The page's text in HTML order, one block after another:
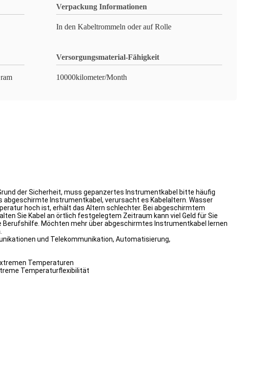
Verpackung Informationen
In den Kabeltrommeln oder auf Rolle
Versorgungsmaterial-Fähigkeit
10000kilometer/Month
der Sicherheit, muss gepanzertes Instrumentkabel bitte häufig
Instrumentkabel, verursacht es Kabelaltern. Wasser
hoch ist, erhält das Altern schlechter. Bei abgeschirmtem
Sie Kabel an örtlich festgelegtem Zeitraum kann viel Geld für Sie
Möchten mehr über abgeschirmtes Instrumentkabel lernen
und Telekommunikation, Automatisierung,
Temperaturen
Temperaturflexibilität